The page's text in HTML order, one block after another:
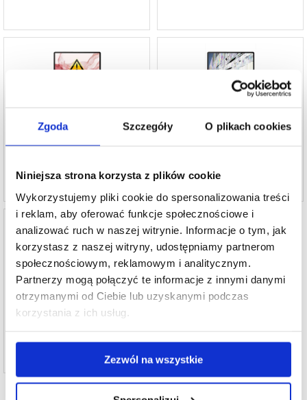
Zgoda Szczegóły O plikach cookies
Niniejsza strona korzysta z plików cookie
Wykorzystujemy pliki cookie do spersonalizowania treści
i reklam, aby oferować funkcje społecznościowe i
analizować ruch w naszej witrynie. Informacje o tym, jak
korzystasz z naszej witryny, udostępniamy partnerom
społecznościowym, reklamowym i analitycznym.
Partnerzy mogą połączyć te informacje z innymi danymi
otrzymanymi od Ciebie lub uzyskanymi podczas
korzystania z ich usług.
Zezwól na wszystkie
338,10 PLN 2.002,90 PLN
Samsung Galaxy Tab S8+ WiFi
247,80 PLN